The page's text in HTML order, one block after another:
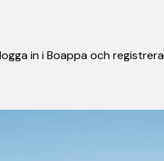
in i Boappa och registrera